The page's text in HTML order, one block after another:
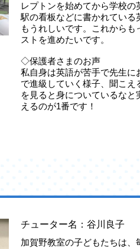
レプトンを始めてから学校の
駅の看板などに書かれてい
もうれしいです。これから
ストを進めたいです。
◇保護者さまのお声
私自身は英語が苦手で先生に
で進級していく様子、聞こ
を見ると身についているな
えるのが1番です！
チューター名：谷川良子
加賀野教室の子どもたちは